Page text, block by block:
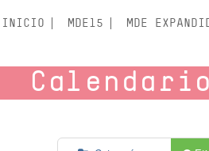
INICIO MDE15 MDE
Calendario